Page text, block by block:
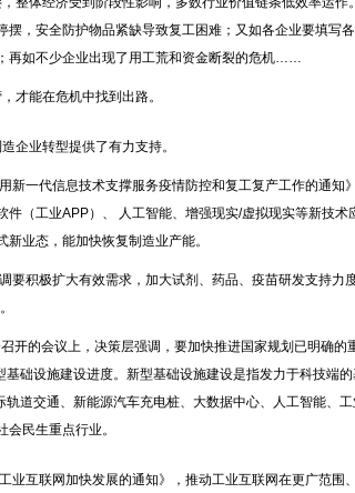
摆，安全防护物品紧缺导致复工困难；又如各企业要填写
再如不少企业出现了用工荒和资金断裂的危机……
才能在危机中找到出路。
企业转型提供了有力支持。
新一代信息技术支撑服务疫情防控和复工复产工作的通知
（工业APP）、 人工智能、增强现实/虚拟现实等新技术
业态，能加快恢复制造业产能。
要积极扩大有效需求，加大试剂、药品、疫苗研发支持力
开的会议上，决策层强调，要加快推进国家规划已明确的
础设施建设进度。新型基础设施建设是指发力于科技端
道交通、新能源汽车充电桩、大数据中心、人工智能、
民生重点行业。
业互联网加快发展的通知》，推动工业互联网在更广范围